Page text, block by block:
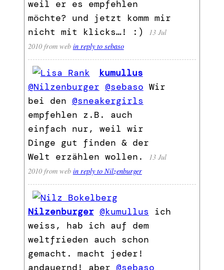
weil er es empfehlen
möchte? und jetzt komm mir
nicht mit klicks…! :)
13 Jul
2010 from web in reply to sebaso
kumullus
@Nilzenburger @sebaso Wir
bei den @sneakergirls
empfehlen z.B. auch
einfach nur, weil wir
Dinge gut finden & der
Welt erzählen wollen.
13 Jul
2010 from web in reply to Nilzenburger
Nilzenburger @kumullus ich
weiss, hab ich auf dem
weltfrieden auch schon
gemacht. macht jeder!